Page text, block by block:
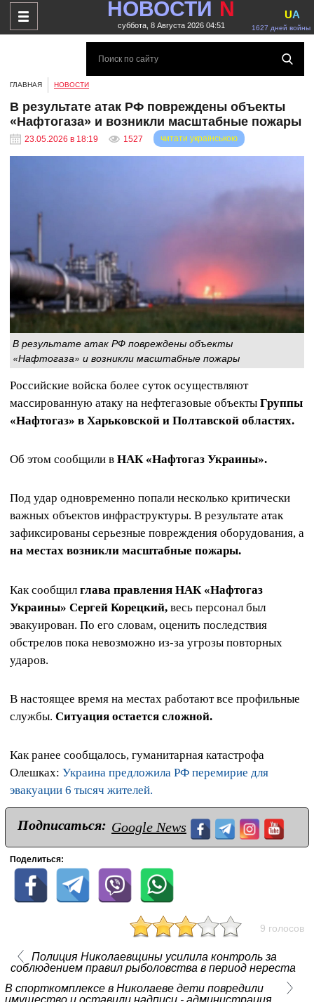
НОВОСТИ N
суббота, 8 Августа 2026 04:51 1627 дней войны
UA
ГЛАВНАЯ НОВОСТИ
В результате атак РФ повреждены объекты
«Нафтогаза» и возникли масштабные пожары
23.05.2026 в 18:19 1527 читати українською
В результате атак РФ повреждены объекты
«Нафтогаза» и возникли масштабные пожары
Российские войска более суток осуществляют
массированную атаку на нефтегазовые объекты Группы
«Нафтогаз» в Харьковской и Полтавской областях.
Об этом сообщили в НАК «Нафтогаз Украины».
Под удар одновременно попали несколько критически
важных объектов инфраструктуры. В результате атак
зафиксированы серьезные повреждения оборудования, а
на местах возникли масштабные пожары.
Как сообщил глава правления НАК «Нафтогаз
Украины» Сергей Корецкий, весь персонал был
эвакуирован. По его словам, оценить последствия
обстрелов пока невозможно из-за угрозы повторных
ударов.
В настоящее время на местах работают все профильные
службы. Ситуация остается сложной.
Как ранее сообщалось, гуманитарная катастрофа
Олешках: Украина предложила РФ перемирие для
эвакуации 6 тысяч жителей.
Подписаться: Google News
Поделиться:
9 голосов
Полиция Николаевщины усилила контроль за
соблюдением правил рыболовства в период нереста
В спорткомплексе в Николаеве дети повредили